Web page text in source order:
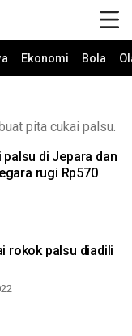
Ekonomi Bola
pita cukai palsu.
di Jepara dan
rugi Rp570
rokok palsu diadili